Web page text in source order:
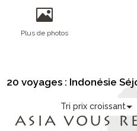
Plus de photos
20 voyages : Indonésie
Tri prix croissant
ASIA VOUS